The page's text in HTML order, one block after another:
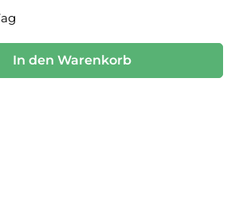
ein oder benutze die Schaltflächen um die
In den Warenkorb